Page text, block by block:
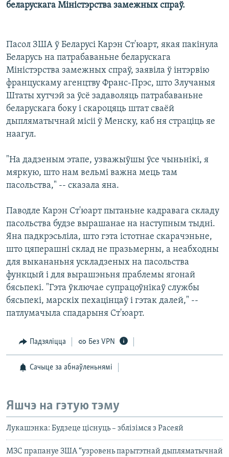
беларускага Міністэрства замежных спраў.
Пасол ЗША ў Беларусі Карэн Ст'юарт, якая пакінула
Беларусь на патрабаваньне беларускага
Міністэрства замежных спраў, заявіла ў інтэрвію
францускаму агенцтву Франс-Прэс, што Злучаныя
Штаты хутчэй за ўсё задаволяць патрабаваньне
беларускага боку і скароцяць штат сваёй
дыпляматычнай місіі ў Менску, каб ня страціць яе
наагул.
"На дадзеным этапе, узважыўшы ўсе чыньнікі, я
мяркую, што нам вельмі важна мець там
пасольства," -- сказала яна.
Паводле Карэн Ст'юарт пытаньне кадравага складу
пасольства будзе вырашанае на наступным тыдні.
Яна падкрэсьліла, што гэта істотнае скарачэньне,
што цяперашні склад не празьмерны, а неабходны
для выкананьня ускладзеных на пасольства
функцый і для вырашэньня праблемы ягонай
бясьпекі. "Гэта ўключае супрацоўнікаў службы
бясьпекі, марскіх пехацінцаў і гэтак далей," --
патлумачыла спадарыня Ст'юарт.
Падзяліцца Без VPN
Сачыце за абнаўленьнямі
Яшчэ на гэтую тэму
Лукашэнка: Будзеце ціснуць – зблізімся з Расеяй
МЗС прапануе ЗША “узровень парытэтнай дыпляматычнай